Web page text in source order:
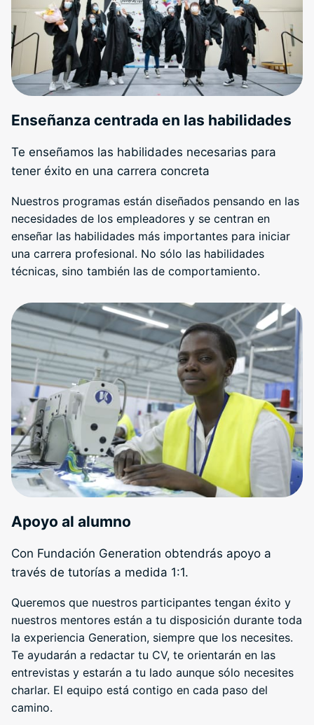
Enseñanza centrada en las habilidades
Te enseñamos las habilidades necesarias para
tener éxito en una carrera concreta
Nuestros programas están diseñados pensando en las
necesidades de los empleadores y se centran en
enseñar las habilidades más importantes para iniciar
una carrera profesional. No sólo las habilidades
técnicas, sino también las de comportamiento.
Apoyo al alumno
Con Fundación Generation obtendrás apoyo a
través de tutorías a medida 1:1.
Queremos que nuestros participantes tengan éxito y
nuestros mentores están a tu disposición durante toda
la experiencia Generation, siempre que los necesites.
Te ayudarán a redactar tu CV, te orientarán en las
entrevistas y estarán a tu lado aunque sólo necesites
charlar. El equipo está contigo en cada paso del
camino.